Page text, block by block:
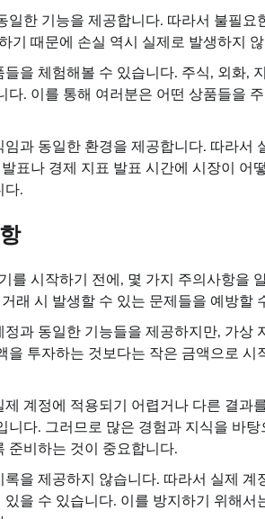
일한 기능을 제공합니다. 따라서 불필
기 때문에 손실 역시 실제로 발생하지
을 체험해볼 수 있습니다. 주식, 외화,
다. 이를 통해 여러분은 어떤 상품들을
과 동일한 환경을 제공합니다. 따라서
표나 경제 지표 발표 시간에 시장이 어
다.
를 시작하기 전에, 몇 가지 주의사항을
래 시 발생할 수 있는 문제들을 예방할
과 동일한 기능들을 제공하지만, 가상
투자하는 것보다는 작은 금액으로
계정에 적용되기 어렵거나 다른 결과
니다. 그러므로 많은 경험과 지식을 바
준비하는 것이 중요합니다.
을 제공하지 않습니다. 따라서 실제
을 수 있습니다. 이를 방지하기 위해